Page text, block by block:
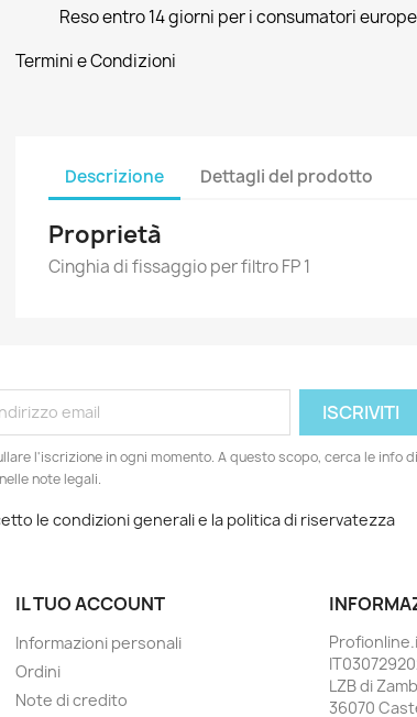
Reso entro 14 giorni per i consumatori
Termini e Condizioni
Descrizione Dettagli del prodotto
Proprietà
Cinghia di fissaggio per filtro FP 1
l'iscrizione in ogni momento. A questo scopo, cerca le info di
note legali.
le condizioni generali e la politica di riservatezza
IL TUO ACCOUNT
Informazioni personali
Ordini
Note di credito
LZB di
36070